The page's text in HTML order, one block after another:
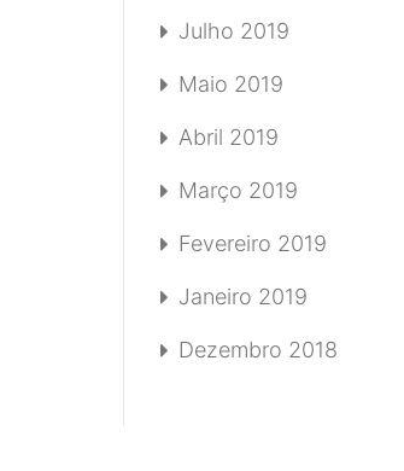
Julho 2019
Maio 2019
Abril 2019
Março 2019
Fevereiro 2019
Janeiro 2019
Dezembro 2018